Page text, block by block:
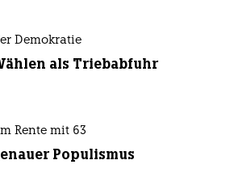
Demokratie
als Triebabfuhr
Rente mit 63
Populismus